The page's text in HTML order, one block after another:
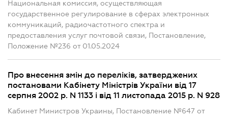
Национальная комиссия, осуществляющая
государственное регулирование в сферах электронных
коммуникаций, радиочастотного спектра и
предоставления услуг почтовой связи, Постановление,
Положение №236 от 01.05.2024
Про внесення змін до переліків, затверджених
постановами Кабінету Міністрів України від 17
серпня 2002 р. N 1133 і від 11 листопада 2015 р. N 928
Кабинет Министров Украины, Постановление №647 от